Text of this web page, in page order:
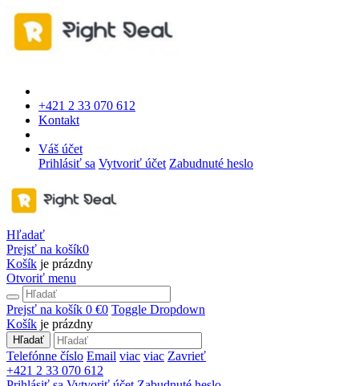
+421 2 33 070 612
Kontakt
Váš účet
Prihlásiť sa Vytvoriť účet Zabudnuté heslo
Hľadať
Prejsť na košík0
Košík je prázdny
Otvoriť menu
Prejsť na košík 0 €0 Toggle Dropdown
Košík je prázdny
Hľadať
Telefónne číslo Email viac viac Zavrieť
+421 2 33 070 612